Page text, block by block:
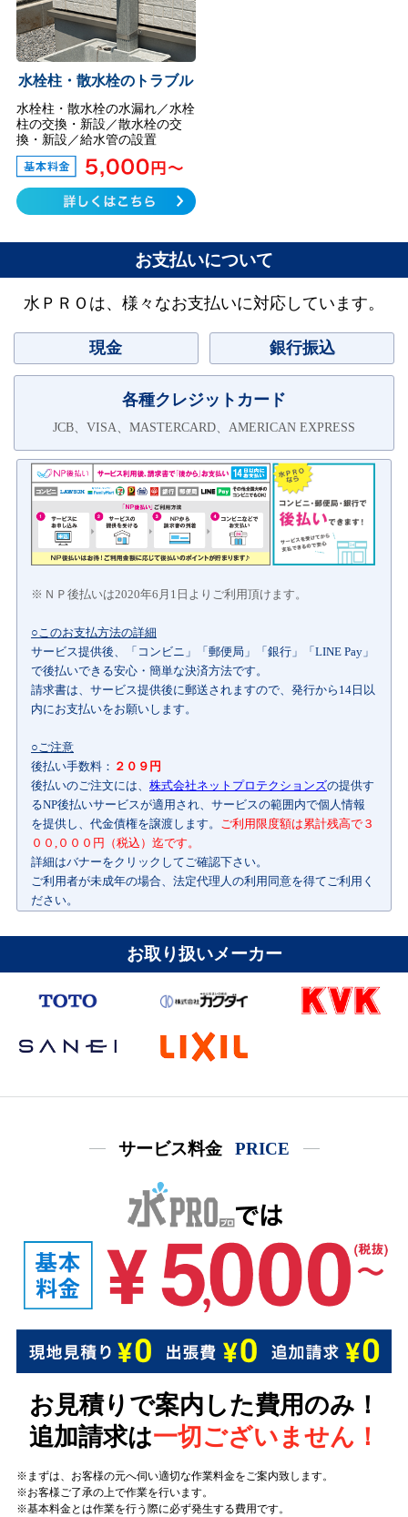
水栓柱・散水栓のトラブル
水栓柱・散水栓の水漏れ／水栓
柱の交換・新設／散水栓の交
換・新設／給水管の設置
お支払いについて
水ＰＲＯは、様々なお支払いに対応しています。
現金 銀行振込
各種クレジットカード
JCB、VISA、MASTERCARD、AMERICAN EXPRESS
ＮＰ後払いは2020年6月1日よりご利用頂けます。
○このお支払方法の詳細
サービス提供後、「コンビニ」「郵便局」「銀行」「LINE Pay」
で後払いできる安心・簡単な決済方法です。
請求書は、サービス提供後に郵送されますので、発行から14日以
内にお支払いをお願いします。
○ご注意
後払い手数料： ２０９円
後払いのご注文には、株式会社ネットプロテクションズの提供す
るNP後払いサービスが適用され、サービスの範囲内で個人情報
を提供し、代金債権を譲渡します。 ご利用限度額は累計残高で３
００,０００円（税込）迄です。
詳細はバナーをクリックしてご確認下さい。
ご利用者が未成年の場合、法定代理人の利用同意を得てご利用く
ださい。
お取り扱いメーカー
サービス料金 PRICE
お見積りで案内した費用のみ！
追加請求は一切ございません！
まずは、お客様の元へ伺い適切な作業料金をご案内致します。
お客様ご了承の上で作業を行います。
基本料金とは作業を行う際に必ず発生する費用です。